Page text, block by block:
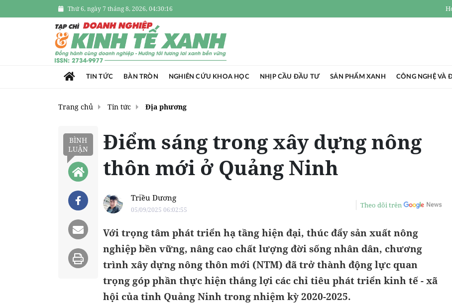
Thứ 6, ngày 7 tháng 8, 2026, 04:30:17
TIN TỨC BÀN TRÒN NGHIÊN CỨU KHOA HỌC NHỊP CẦU ĐẦU TƯ SẢN PHẨM XANH CÔNG NGHỆ VÀ
Trang chủ Tin tức Địa phương
BÌNH
LUẬN
Điểm sáng trong xây dựng nông
thôn mới ở Quảng Ninh
Triều Dương
05/09/2025 06:02:55
Theo dõi trên
Với trọng tâm phát triển hạ tầng hiện đại, thúc đẩy sản xuất nông
nghiệp bền vững, nâng cao chất lượng đời sống nhân dân, chương
trình xây dựng nông thôn mới (NTM) đã trở thành động lực quan
trọng góp phần thực hiện thắng lợi các chỉ tiêu phát triển kinh tế - xã
hội của tỉnh Quảng Ninh trong nhiệm kỳ 2020-2025.